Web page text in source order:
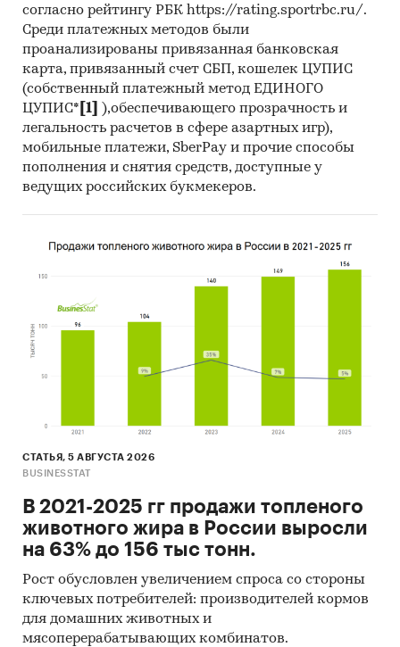
согласно рейтингу РБК https://rating.sportrbc.ru/.
Среди платежных методов были
проанализированы привязанная банковская
карта, привязанный счет СБП, кошелек ЦУПИС
(собственный платежный метод ЕДИНОГО
ЦУПИС* [1]
),обеспечивающего прозрачность и
легальность расчетов в сфере азартных игр),
мобильные платежи, SberPay и прочие способы
пополнения и снятия средств, доступные у
ведущих российских букмекеров.
СТАТЬЯ, 5 АВГУСТА 2026
BUSINESSTAT
В 2021-2025 гг продажи топленого
животного жира в России выросли
на 63% до 156 тыс тонн.
Рост обусловлен увеличением спроса со стороны
ключевых потребителей: производителей кормов
для домашних животных и
мясоперерабатывающих комбинатов.